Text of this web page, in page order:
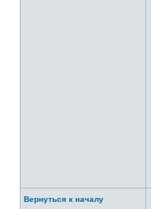
Вернуться к началу